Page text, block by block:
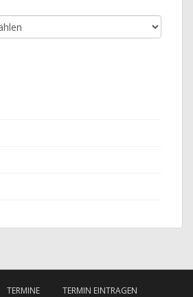
TERMINE TERMIN EINTRAGEN